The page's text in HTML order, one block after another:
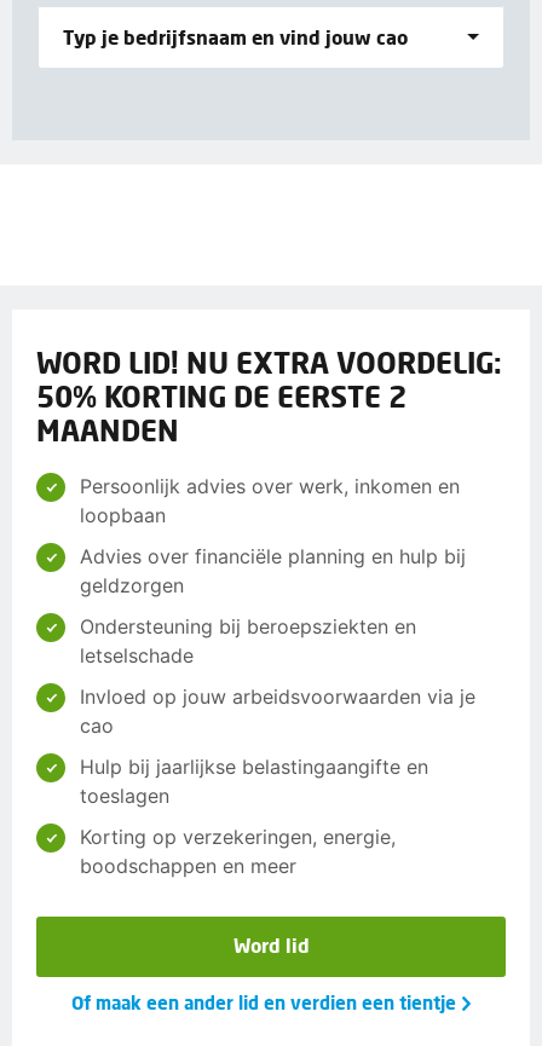
Typ je bedrijfsnaam en vind jouw cao
WORD LID! NU EXTRA VOORDELIG:
50% KORTING DE EERSTE 2
MAANDEN
Persoonlijk advies over werk, inkomen en
loopbaan
Advies over financiële planning en hulp bij
geldzorgen
Ondersteuning bij beroepsziekten en
letselschade
Invloed op jouw arbeidsvoorwaarden via je
cao
Hulp bij jaarlijkse belastingaangifte en
toeslagen
Korting op verzekeringen, energie,
boodschappen en meer
Word lid
Of maak een ander lid en verdien een tientje